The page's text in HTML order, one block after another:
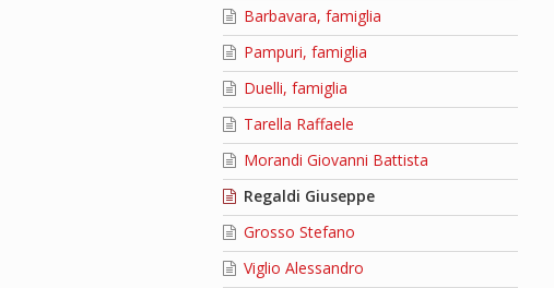
Barbavara, famiglia
Pampuri, famiglia
Duelli, famiglia
Tarella Raffaele
Morandi Giovanni Battista
Regaldi Giuseppe
Grosso Stefano
Viglio Alessandro